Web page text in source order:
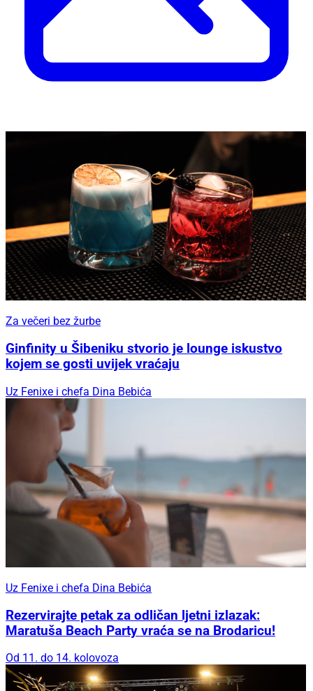
Za večeri bez žurbe
Ginfinity u Šibeniku stvorio je lounge iskustvo
kojem se gosti uvijek vraćaju
Uz Fenixe i chefa Dina Bebića
Uz Fenixe i chefa Dina Bebića
Rezervirajte petak za odličan ljetni izlazak:
Maratuša Beach Party vraća se na Brodaricu!
Od 11. do 14. kolovoza